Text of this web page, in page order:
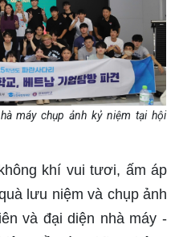
máy chụp ảnh kỷ niệm tại hội
khí vui tươi, ấm áp
lưu niệm và chụp ảnh
và đại diện nhà máy -